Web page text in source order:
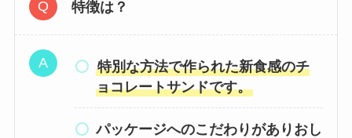
特徴は？
特別な方法で作られた新食感のチ
ョコレートサンドです。
パッケージへのこだわりがありおし